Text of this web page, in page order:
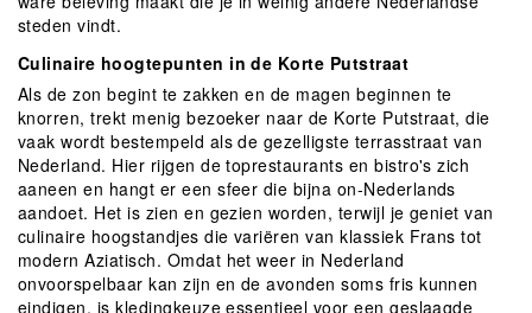
steden vindt.
Culinaire hoogtepunten in de Korte Putstraat
Als de zon begint te zakken en de magen beginnen te
knorren, trekt menig bezoeker naar de Korte Putstraat, die
vaak wordt bestempeld als de gezelligste terrasstraat van
Nederland. Hier rijgen de toprestaurants en bistro's zich
aaneen en hangt er een sfeer die bijna on-Nederlands
aandoet. Het is zien en gezien worden, terwijl je geniet van
culinaire hoogstandjes die variëren van klassiek Frans tot
modern Aziatisch. Omdat het weer in Nederland
onvoorspelbaar kan zijn en de avonden soms fris kunnen
eindigen, is kledingkeuze essentieel voor een geslaagde